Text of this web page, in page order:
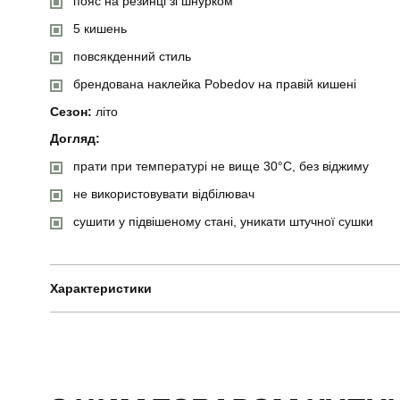
5 кишень
повсякденний стиль
брендована наклейка Pobedov на правій кишені
Сезон: літо
Догляд:
прати при температурі не вище 30°C, без віджиму
не використовувати відбілювач
сушити у підвішеному стані, уникати штучної сушки
Характеристики